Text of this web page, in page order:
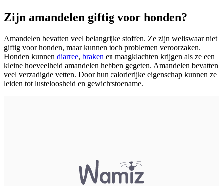
Zijn amandelen giftig voor honden?
Amandelen bevatten veel belangrijke stoffen. Ze zijn weliswaar niet
giftig voor honden, maar kunnen toch problemen veroorzaken.
Honden kunnen diarree, braken en maagklachten krijgen als ze een
kleine hoeveelheid amandelen hebben gegeten. Amandelen bevatten
veel verzadigde vetten. Door hun calorierijke eigenschap kunnen ze
leiden tot lusteloosheid en gewichtstoename.